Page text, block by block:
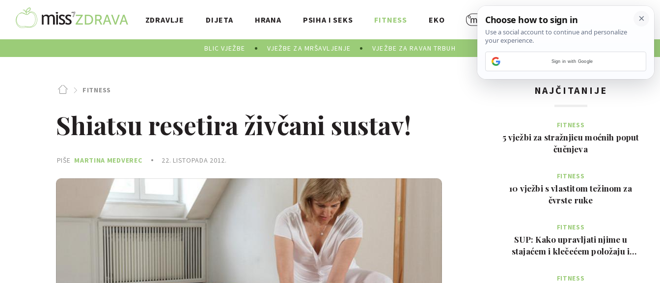
ZDRAVLJE DIJETA HRANA PSIHA I SEKS FITNESS
BLIC VJEŽBE VJEŽBE ZA MRŠAVLJENJE VJEŽBE ZA RAVAN TRBUH
EKO
FITNESS
Shiatsu resetira živčani sustav!
PIŠE MARTINA MEDVEREC 22. LISTOPADA 2012.
NAJČITANIJE
FITNESS
5 vježbi za stražnjicu moćnih poput
čučnjeva
FITNESS
10 vježbi s vlastitom težinom za
čvrste ruke
FITNESS
SUP: Kako upravljati njime u
stajaćem i klečećem položaju i
FITNESS
Sign in with Google